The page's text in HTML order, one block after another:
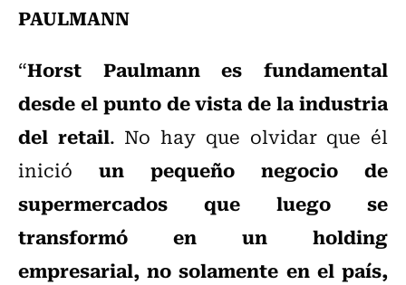
PAULMANN
“Horst Paulmann es fundamental
desde el punto de vista de la industria
del retail. No hay que olvidar que él
inició un pequeño negocio de
supermercados que luego se
transformó en un holding
empresarial, no solamente en el país,